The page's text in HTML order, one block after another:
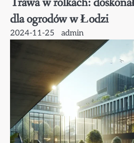
dla ogrodów w Łodzi
2024-11-25 admin